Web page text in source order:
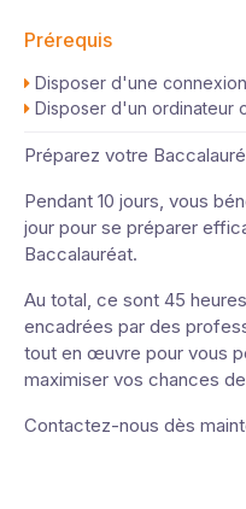
Prérequis
Disposer d'une
Disposer d'un ordinateur
Préparez votre
Pendant 10 jours, vous
jour pour se préparer
Baccalauréat.
Au total, ce sont 45
encadrées par des
tout en œuvre pour vous
maximiser vos chances
Contactez-nous dès